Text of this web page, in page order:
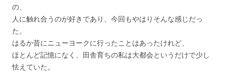
の、
人に触れ合うのが好きであり、今回もやはりそんな感じだっ
た。
はるか昔にニューヨークに行ったことはあったけれど、
ほとんど記憶になく、田舎育ちの私は大都会というだけで少し
怯えていた。